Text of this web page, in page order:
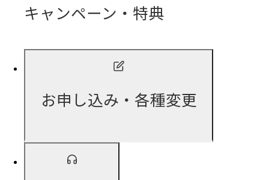
キャンペーン・特典
お申し込み・各種変更